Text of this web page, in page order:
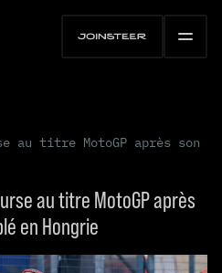
au titre MotoGP après son
au titre MotoGP après
en Hongrie